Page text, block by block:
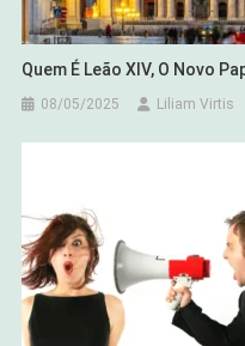
Quem É Leão XIV, O Novo
08/05/2025 Liliam Virtis